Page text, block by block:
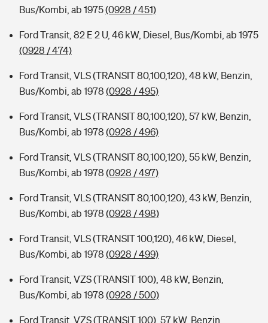
Bus/Kombi, ab 1975(0928 / 451)
Ford Transit, 82 E 2 U, 46 kW, Diesel, Bus/Kombi, ab 1975
(0928 / 474)
Ford Transit, VLS (TRANSIT 80,100,120), 48 kW, Benzin,
Bus/Kombi, ab 1978 (0928 / 495)
Ford Transit, VLS (TRANSIT 80,100,120), 57 kW, Benzin,
Bus/Kombi, ab 1978 (0928 / 496)
Ford Transit, VLS (TRANSIT 80,100,120), 55 kW, Benzin,
Bus/Kombi, ab 1978 (0928 / 497)
Ford Transit, VLS (TRANSIT 80,100,120), 43 kW, Benzin,
Bus/Kombi, ab 1978 (0928 / 498)
Ford Transit, VLS (TRANSIT 100,120), 46 kW, Diesel,
Bus/Kombi, ab 1978 (0928 / 499)
Ford Transit, VZS (TRANSIT 100), 48 kW, Benzin,
Bus/Kombi, ab 1978 (0928 / 500)
Ford Transit, VZS (TRANSIT 100), 57 kW, Benzin,